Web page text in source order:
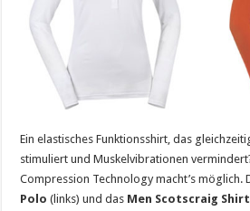
Ein elastisches Funktionsshirt, das
stimuliert und Muskelvibrationen
Compression Technology macht’s möglich.
Polo (links) und das Men Scotscraig Shirt